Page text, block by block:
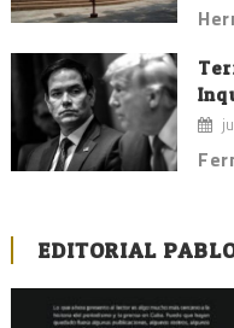
EDITORIAL